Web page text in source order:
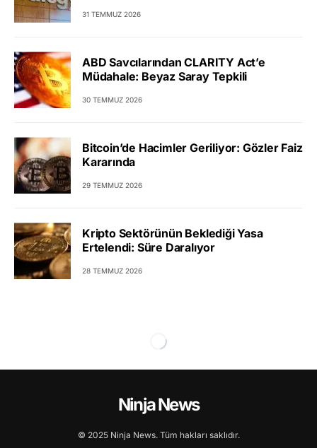
31 TEMMUZ 2026
ABD Savcılarından CLARITY Act’e
Müdahale: Beyaz Saray Tepkili
30 TEMMUZ 2026
Bitcoin’de Hacimler Geriliyor: Gözler Faiz
Kararında
29 TEMMUZ 2026
Kripto Sektörünün Beklediği Yasa
Ertelendi: Süre Daralıyor
28 TEMMUZ 2026
Ninja News
© 2025 Ninja News. Tüm hakları saklıdır.